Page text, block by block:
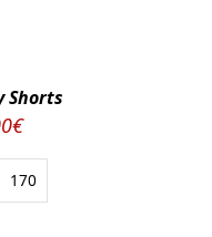
Shorts
170